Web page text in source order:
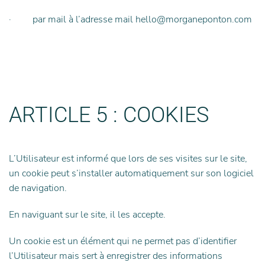
· par mail à l’adresse mail hello@morganeponton.com
ARTICLE 5 : COOKIES
L’Utilisateur est informé que lors de ses visites sur le site,
un cookie peut s’installer automatiquement sur son logiciel
de navigation.
En naviguant sur le site, il les accepte.
Un cookie est un élément qui ne permet pas d’identifier
l’Utilisateur mais sert à enregistrer des informations